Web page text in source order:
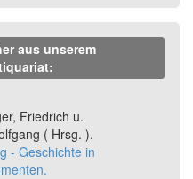
aus unserem
Friedrich u.
( Hrsg. ).
- Geschichte in